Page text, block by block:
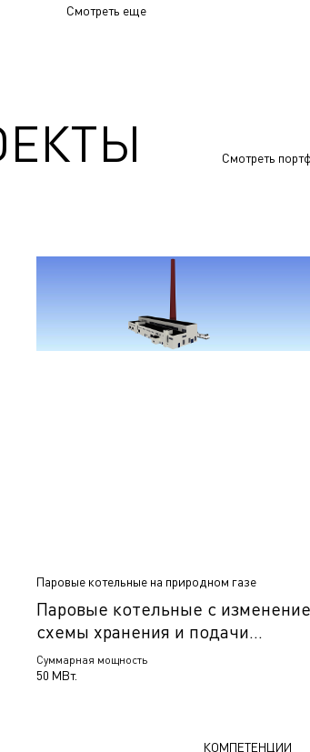
Смотреть еще
Смотреть
Паровые котельные на природном газе
Паровые котельные с изменение
схемы хранения и подачи
резервного топлива, Гродно,
Беларусь
Суммарная мощность
50 МВт.
КОМПЕТЕНЦИИ